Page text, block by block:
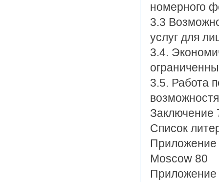
номерного
3.3
услуг для
3.4.
3.5. Работа
Заключение
Список
Приложение
Moscow 80
Приложение